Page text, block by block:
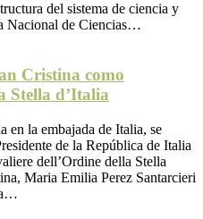
del sistema de ciencia y
Nacional de Ciencias…
Cristina como
Stella d’Italia
en la embajada de Italia, se
de la República de Italia
dell’Ordine della Stella
Maria Emilia Perez Santarcieri